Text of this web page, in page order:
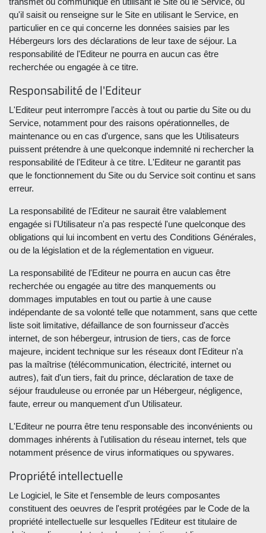
qu'il saisit ou renseigne sur le Site en utilisant le Service, en
particulier en ce qui concerne les données saisies par les
Hébergeurs lors des déclarations de leur taxe de séjour. La
responsabilité de l'Editeur ne pourra en aucun cas être
recherchée ou engagée à ce titre.
Responsabilité de l'Editeur
L'Editeur peut interrompre l'accès à tout ou partie du Site ou du
Service, notamment pour des raisons opérationnelles, de
maintenance ou en cas d'urgence, sans que les Utilisateurs
puissent prétendre à une quelconque indemnité ni rechercher la
responsabilité de l'Editeur à ce titre. L'Editeur ne garantit pas
que le fonctionnement du Site ou du Service soit continu et sans
erreur.
La responsabilité de l'Editeur ne saurait être valablement
engagée si l'Utilisateur n'a pas respecté l'une quelconque des
obligations qui lui incombent en vertu des Conditions Générales,
ou de la législation et de la réglementation en vigueur.
La responsabilité de l'Editeur ne pourra en aucun cas être
recherchée ou engagée au titre des manquements ou
dommages imputables en tout ou partie à une cause
indépendante de sa volonté telle que notamment, sans que cette
liste soit limitative, défaillance de son fournisseur d'accès
internet, de son hébergeur, intrusion de tiers, cas de force
majeure, incident technique sur les réseaux dont l'Editeur n'a
pas la maîtrise (télécommunication, électricité, internet ou
autres), fait d'un tiers, fait du prince, déclaration de taxe de
séjour frauduleuse ou erronée par un Hébergeur, négligence,
faute, erreur ou manquement d'un Utilisateur.
L'Editeur ne pourra être tenu responsable des inconvénients ou
dommages inhérents à l'utilisation du réseau internet, tels que
notamment présence de virus informatiques ou spywares.
Propriété intellectuelle
Le Logiciel, le Site et l'ensemble de leurs composantes
constituent des oeuvres de l'esprit protégées par le Code de la
propriété intellectuelle sur lesquelles l'Editeur est titulaire de